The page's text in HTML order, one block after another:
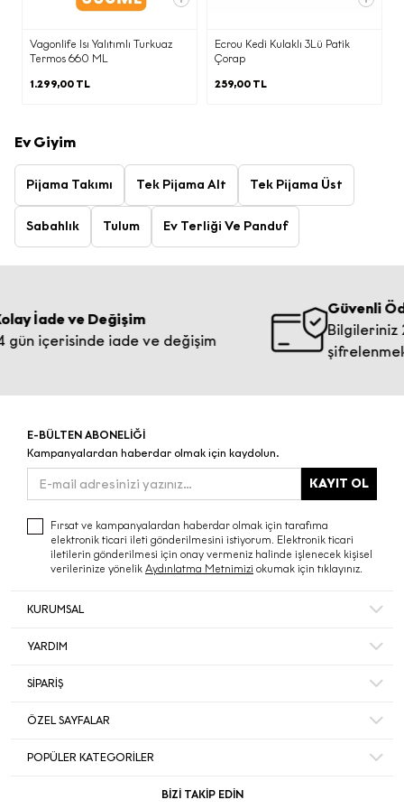
Vagonlife Isı Yalıtımlı Turkuaz
Termos 660 ML
1.299,00 TL
Ecrou Kedi Kulaklı 3Lü Patik
Çorap
259,00 TL
Ev Giyim
Pijama Takımı Tek Pijama Alt Tek Pijama Üst
Sabahlık Tulum Ev Terliği Ve Panduf
ve Değişim
içerisinde iade ve değişim
Güvenli Ödeme
Bilgileriniz
E-BÜLTEN ABONELİĞİ
Kampanyalardan haberdar olmak için kaydolun.
KAYIT OL
Fırsat ve kampanyalardan haberdar olmak için tarafıma
elektronik ticari ileti gönderilmesini istiyorum. Elektronik ticari
iletilerin gönderilmesi için onay vermeniz halinde işlenecek kişisel
verilerinize yönelik Aydınlatma Metnimizi okumak için tıklayınız.
KURUMSAL
Mağazalar
Ecrou’da Kariyer ve İş Başvurusu
YARDIM
Sıkça Sorulan Sorular
Gizlilik ve Güvenlik
Kişisel Veriler Politikası
SİPARİŞ
Favorileriniz
Akbank Kampanya Koşulları
ÖZEL SAYFALAR
POPÜLER KATEGORİLER
BİZİ TAKİP EDİN